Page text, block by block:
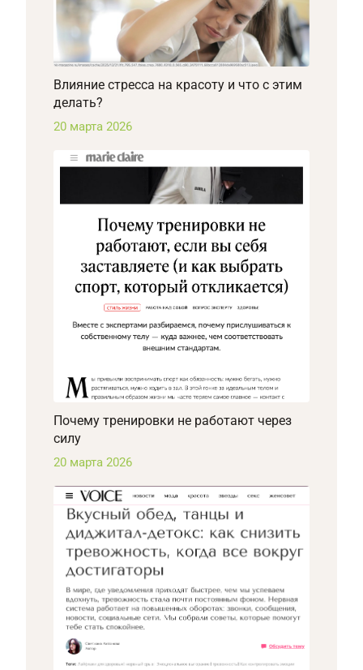
Влияние стресса на красоту и что с этим
делать?
20 марта 2026
Почему тренировки не работают через
силу
20 марта 2026